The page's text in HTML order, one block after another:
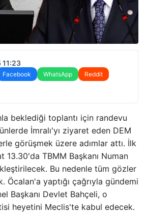
11:23
Facebook WhatsApp
Reddit
beklediği toplantı için randevu
İmralı'yı ziyaret eden DEM
görüşmek üzere adımlar attı. İlk
13.30'da TBMM Başkanı Numan
Bu nedenle tüm gözler
Öcalan'a yaptığı çağrıyla gündemi
Başkanı Devlet Bahçeli, o
heyetini Meclis'te kabul edecek.